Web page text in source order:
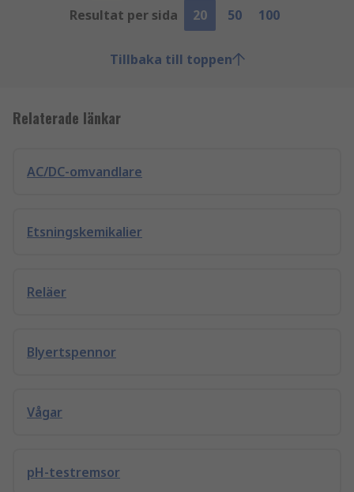
Resultat per sida
20 50 100
Tillbaka till toppen
Relaterade länkar
AC/DC-omvandlare
Etsningskemikalier
Reläer
Blyertspennor
Vågar
pH-testremsor